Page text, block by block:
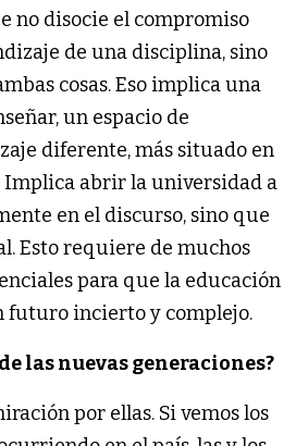
no disocie el compromiso
de una disciplina, sino
cosas. Eso implica una
un espacio de
diferente, más situado en
Implica abrir la universidad a
en el discurso, sino que
Esto requiere de muchos
para que la educación
futuro incierto y complejo.
las nuevas generaciones?
por ellas. Si vemos los